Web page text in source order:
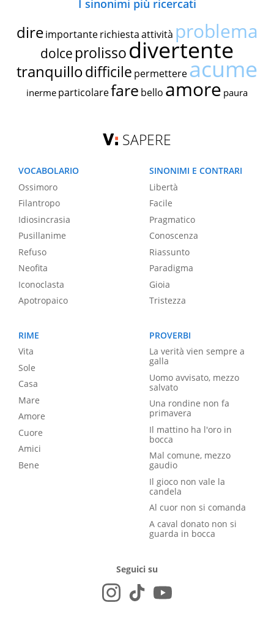
I sinonimi più ricercati
dire importante richiestaattività problema
dolce prolissodivertente
tranquillodifficile permettereacume
inerme particolarefare bello amore paura
SAPERE
VOCABOLARIO
Ossimoro
Filantropo
Idiosincrasia
Pusillanime
Refuso
Neofita
Iconoclasta
Apotropaico
SINONIMI E CONTRARI
Libertà
Facile
Pragmatico
Conoscenza
Riassunto
Paradigma
Gioia
Tristezza
RIME
Vita
Sole
Casa
Mare
Amore
Cuore
Amici
Bene
PROVERBI
La verità vien sempre a
galla
Uomo avvisato, mezzo
salvato
Una rondine non fa
primavera
Il mattino ha l'oro in
bocca
Mal comune, mezzo
gaudio
Il gioco non vale la
candela
Al cuor non si comanda
A caval donato non si
guarda in bocca
Seguici su